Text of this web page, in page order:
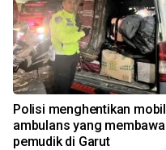
Polisi menghentikan mobil
ambulans yang membawa
pemudik di Garut